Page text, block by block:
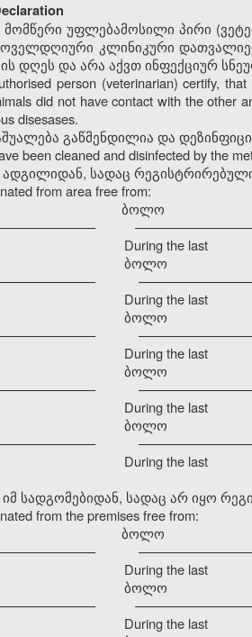
მომწერი უფლებამოსილი პირი
ყოველდღიური კლინიკური
დღეს და არა აქვთ ინფექციურ
person (veterinarian) certify,
did not have contact with the
disesases.
გაწმენდილია და
been cleaned and disinfected by the
ადგილიდან, სადაც
from area free from:
ბოლო
During the last
the last
the last
the last
the last
იმ სადგომებიდან, სადაც არ იყო
from the premises free from:
ბოლო
the last
the last